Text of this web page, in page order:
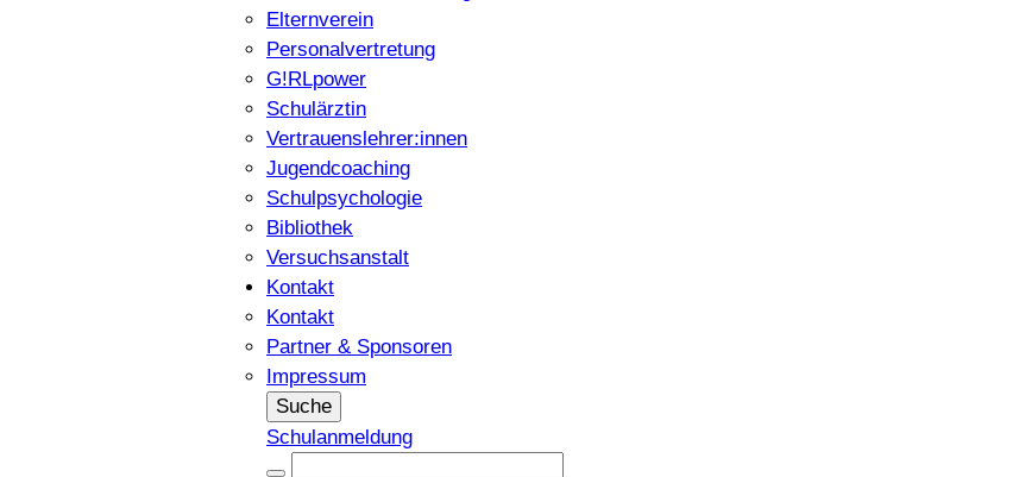
Elternverein
Personalvertretung
G!RLpower
Schulärztin
Vertrauenslehrer:innen
Jugendcoaching
Schulpsychologie
Bibliothek
Versuchsanstalt
Kontakt
Kontakt
Partner & Sponsoren
Impressum
Suche
Schulanmeldung